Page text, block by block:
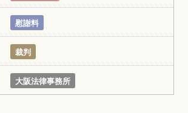
慰謝料
裁判
大阪法律事務所